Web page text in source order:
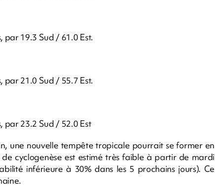
par 19.3 Sud / 61.0 Est.
par 21.0 Sud / 55.7 Est.
par 23.2 Sud / 52.0 Est
une nouvelle tempête tropicale pourrait se former en
cyclogenèse est estimé très faible à partir de mardi
inférieure à 30% dans les 5 prochains jours). Ce